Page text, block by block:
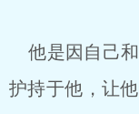
他是因自己和
护持于他，让